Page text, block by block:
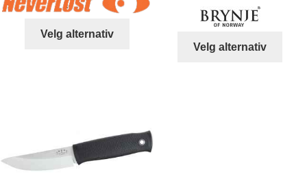
til
Velg alternativ
kan
velges
Velg alternativ